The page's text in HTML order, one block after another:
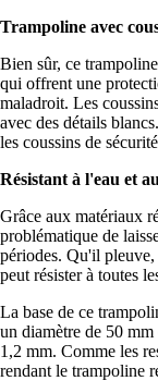
Trampoline avec
Bien sûr, ce
qui offrent une
maladroit. Les
avec des détails
les coussins de
Résistant à l'eau et
Grâce aux matériaux
problématique de
périodes. Qu'il
peut résister à toutes
La base de ce
un diamètre de 50
1,2 mm. Comme les
rendant le trampoline